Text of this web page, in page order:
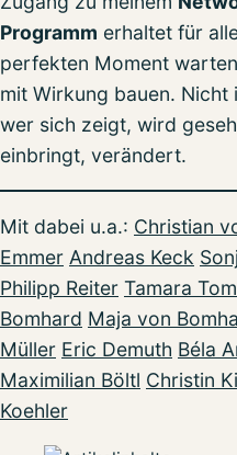
Programm erhaltet für
perfekten Moment
mit Wirkung bauen.
wer sich zeigt, wird
einbringt, verändert.
Mit dabei u.a.: Christian
Emmer Andreas Keck
Philipp Reiter Tamara
Bomhard Maja von
Müller Eric Demuth Béla
Maximilian Böltl Christin
Koehler